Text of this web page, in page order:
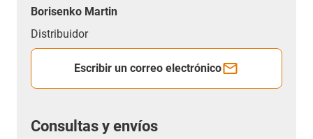
Borisenko Martin
Distribuidor
Escribir un correo electrónico
Consultas y envíos